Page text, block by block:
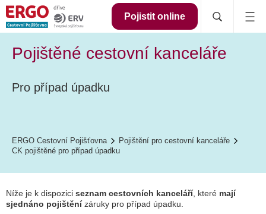
Pojistit online
Pojištěné cestovní kanceláře
Pro případ úpadku
ERGO Cestovní Pojišťovna
Pojištění pro cestovní kanceláře
CK pojištěné pro případ úpadku
Níže je k dispozici seznam cestovních kanceláří, které mají
sjednáno pojištěnízáruky pro případ úpadku.